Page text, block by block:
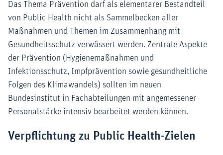
Das Thema Prävention darf als elementarer Bestandteil
von Public Health nicht als Sammelbecken aller
Maßnahmen und Themen im Zusammenhang mit
Gesundheitsschutz verwässert werden. Zentrale Aspekte
der Prävention (Hygienemaßnahmen und
Infektionsschutz, Impfprävention sowie gesundheitliche
Folgen des Klimawandels) sollten im neuen
Bundesinstitut in Fachabteilungen mit angemessener
Personalstärke intensiv bearbeitet werden können.
Verpflichtung zu Public Health-Zielen